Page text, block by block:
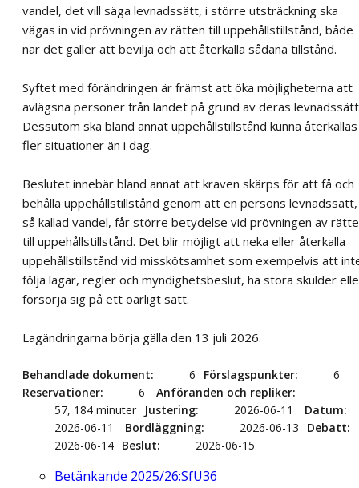
vandel, det vill säga levnadssätt, i större utsträckning ska
vägas in vid prövningen av rätten till uppehållstillstånd, både
när det gäller att bevilja och att återkalla sådana tillstånd.
Syftet med förändringen är främst att öka möjligheterna att
avlägsna personer från landet på grund av deras
Dessutom ska bland annat uppehållstillstånd kunna
fler situationer än i dag.
Beslutet innebär bland annat att kraven skärps för att få och
behålla uppehållstillstånd genom att en persons levnadssätt,
så kallad vandel, får större betydelse vid prövningen av
till uppehållstillstånd. Det blir möjligt att neka eller återkalla
uppehållstillstånd vid misskötsamhet som exempelvis att
följa lagar, regler och myndighetsbeslut, ha stora skulder
försörja sig på ett oärligt sätt.
Lagändringarna börja gälla den 13 juli 2026.
Behandlade dokument 6 Förslagspunkter
6
Reservationer
6
Anföranden och repliker
57, 184 minuter
Justering 2026-06-11
Datum
2026-06-11
Bordläggning 2026-06-13
Debatt
2026-06-14 Beslut 2026-06-15
Betänkande 2025/26:SfU36